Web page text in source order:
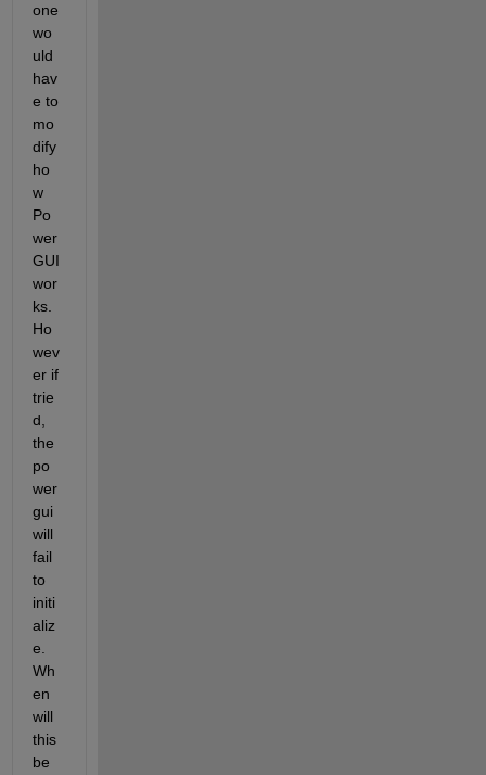
one
wo
uld
hav
e to
mo
dify
ho
w
Po
wer
GUI
wor
ks.
Ho
wev
er if
trie
d,
the
po
wer
gui
will
fail
to
initi
aliz
e.
Wh
en
will
this
be